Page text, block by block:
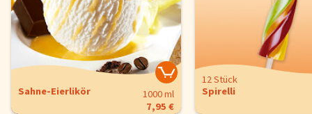
Sahne-Eierlikör
1000 ml
7,95 €
12 Stück
Spirelli